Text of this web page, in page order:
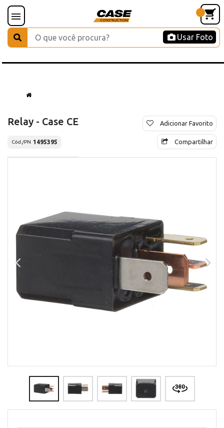
Usar Foto
Relay - Case CE
Cód./PN 1495395
Adicionar Favorito
Compartilhar